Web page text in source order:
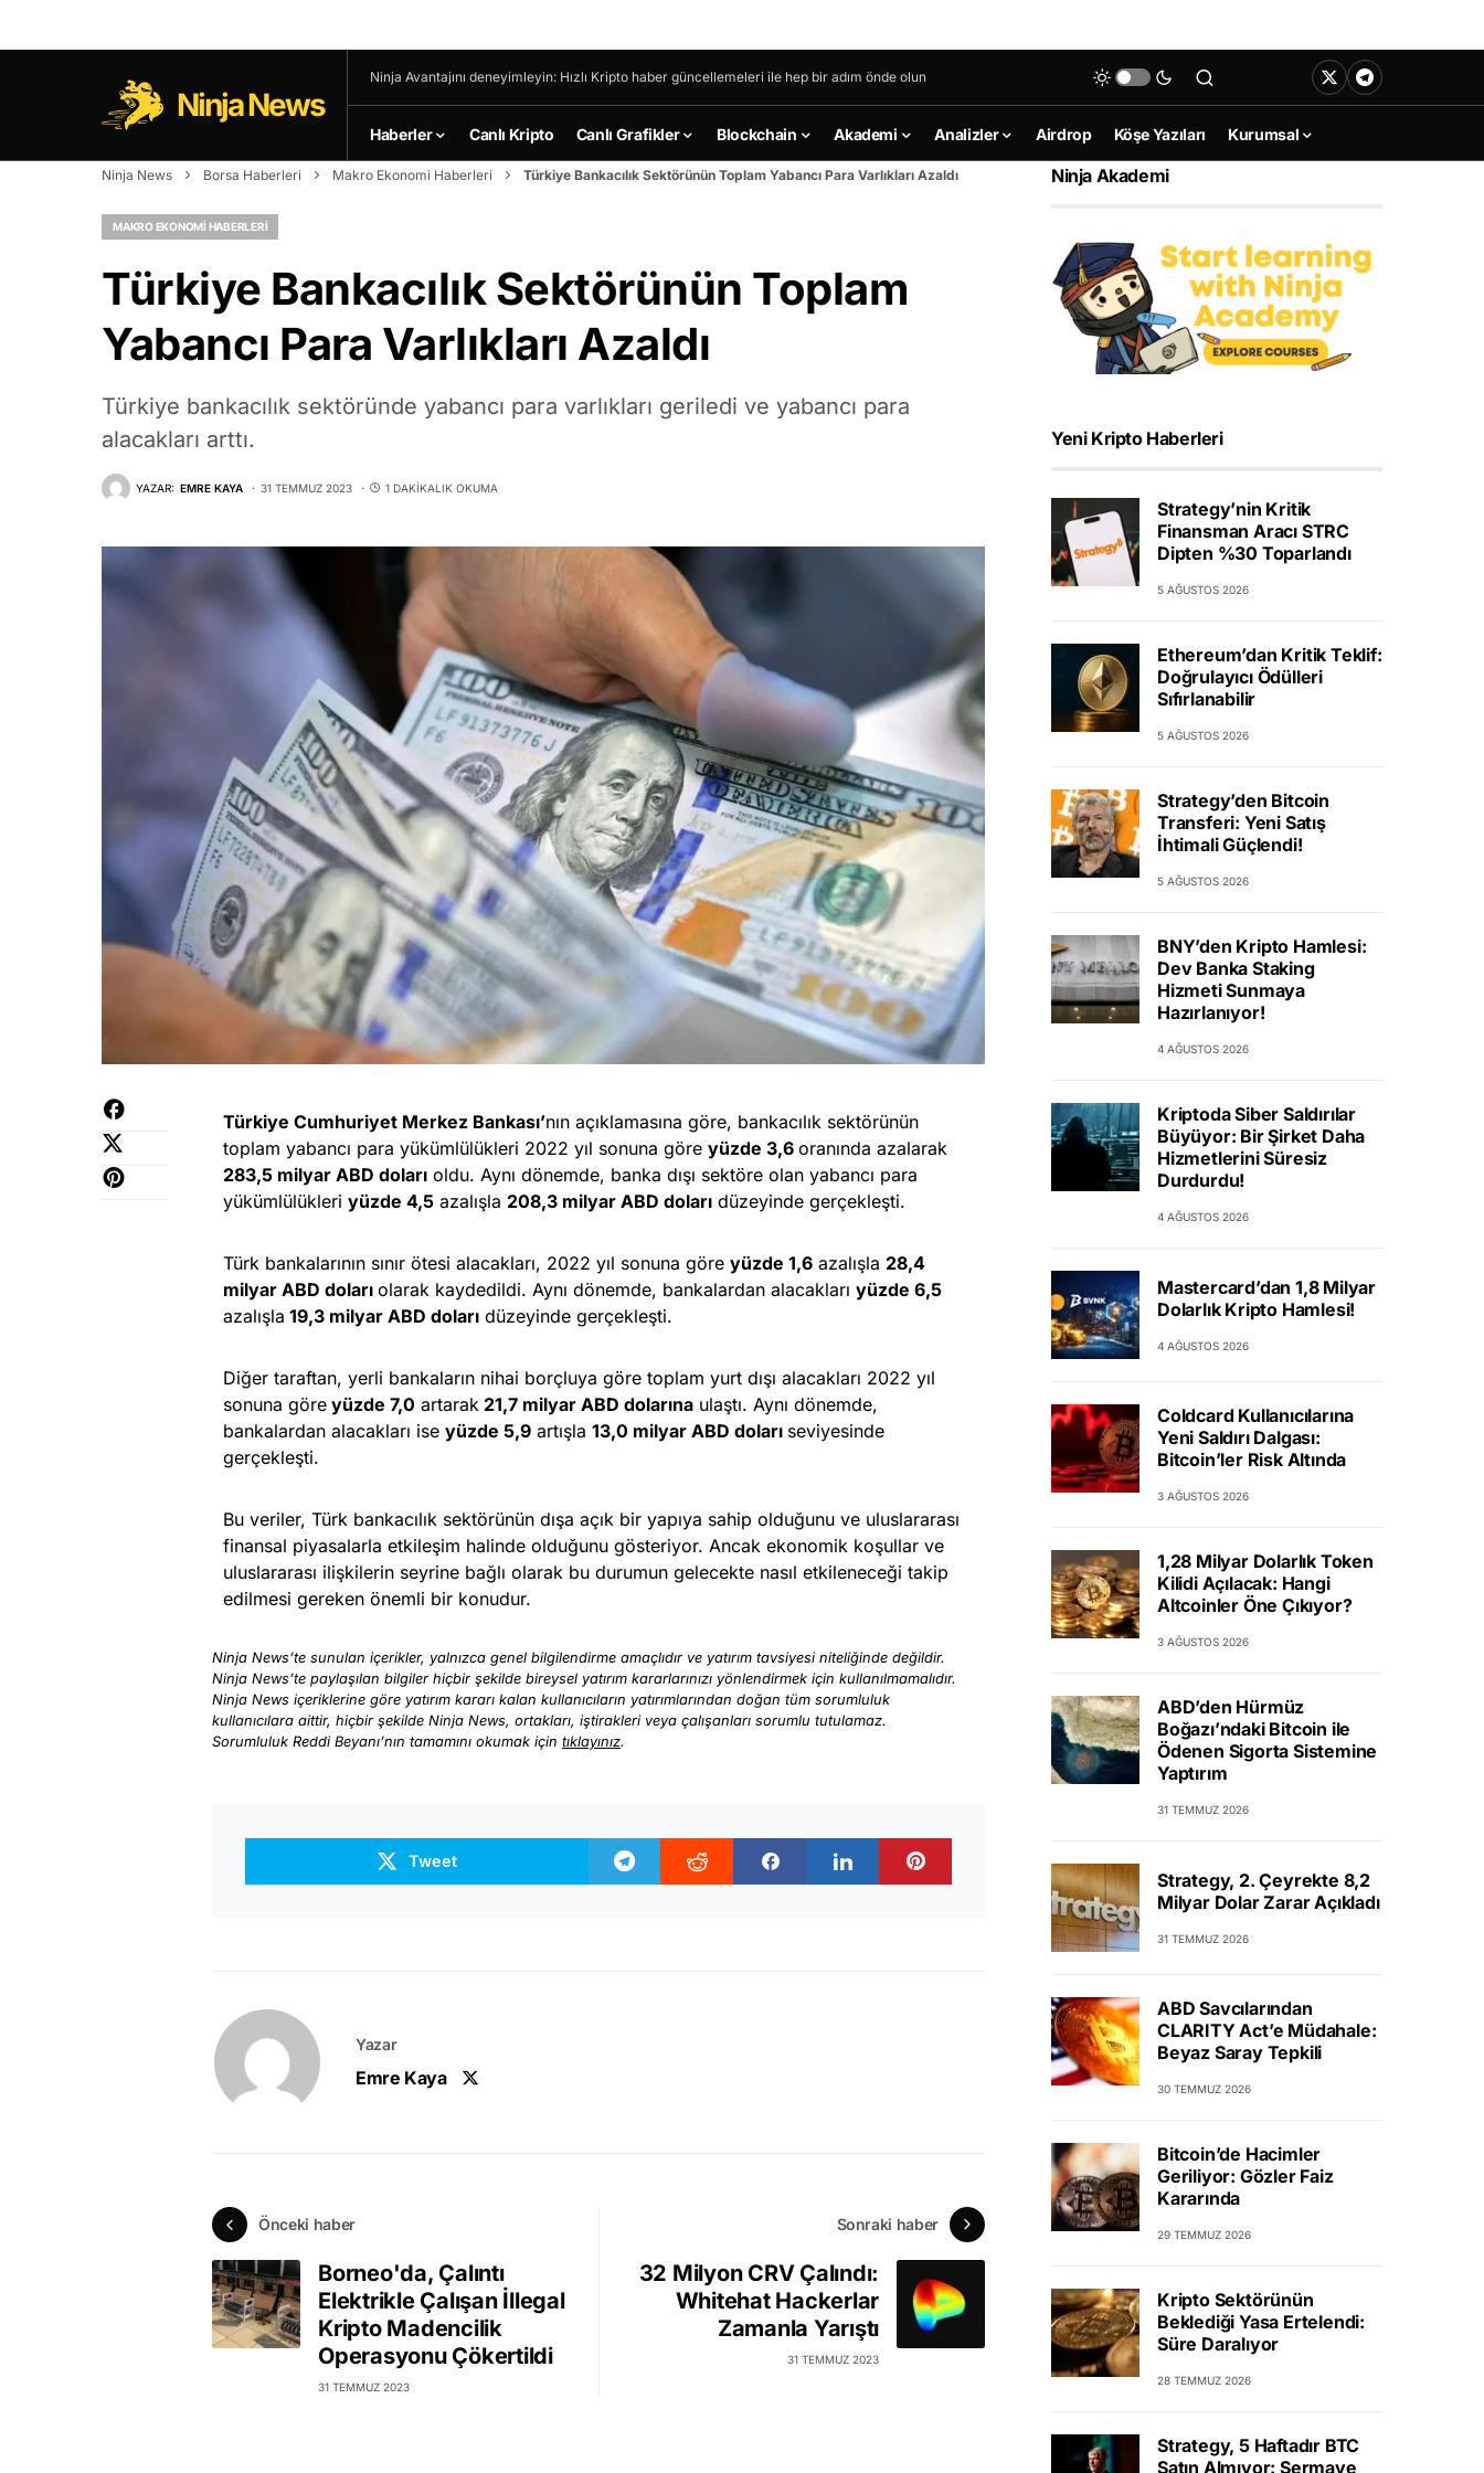
Ninja News
Ninja Avantajını deneyimleyin: Hızlı Kripto haber güncellemeleri ile hep bir adım önde olun
Haberler Canlı Kripto Canlı Grafikler Blockchain Akademi Analizler Airdrop Köşe Yazıları Kurumsal
Ninja News Borsa Haberleri Makro Ekonomi Haberleri Türkiye Bankacılık Sektörünün Toplam Yabancı Para Varlıkları Azaldı
MAKRO EKONOMI HABERLERI
Türkiye Bankacılık Sektörünün Toplam
Yabancı Para Varlıkları Azaldı
Türkiye bankacılık sektöründe yabancı para varlıkları geriledi ve yabancı para
alacakları arttı.
YAZAR: EMRE KAYA 31 TEMMUZ 2023 1 DAKIKALIK OKUMA
Türkiye Cumhuriyet Merkez Bankası’nın açıklamasına göre, bankacılık sektörünün
toplam yabancı para yükümlülükleri 2022 yıl sonuna göre yüzde 3,6 oranında azalarak
283,5 milyar ABD doları oldu. Aynı dönemde, banka dışı sektöre olan yabancı para
yükümlülükleri yüzde 4,5 azalışla 208,3 milyar ABD doları düzeyinde gerçekleşti.
Türk bankalarının sınır ötesi alacakları, 2022 yıl sonuna göre yüzde 1,6 azalışla 28,4
milyar ABD doları olarak kaydedildi. Aynı dönemde, bankalardan alacakları yüzde 6,5
azalışla 19,3 milyar ABD doları düzeyinde gerçekleşti.
Diğer taraftan, yerli bankaların nihai borçluya göre toplam yurt dışı alacakları 2022 yıl
sonuna göre yüzde 7,0 artarak 21,7 milyar ABD dolarına ulaştı. Aynı dönemde,
bankalardan alacakları ise yüzde 5,9 artışla 13,0 milyar ABD doları seviyesinde
gerçekleşti.
Bu veriler, Türk bankacılık sektörünün dışa açık bir yapıya sahip olduğunu ve uluslararası
finansal piyasalarla etkileşim halinde olduğunu gösteriyor. Ancak ekonomik koşullar ve
uluslararası ilişkilerin seyrine bağlı olarak bu durumun gelecekte nasıl etkileneceği takip
edilmesi gereken önemli bir konudur.
Ninja News’te sunulan içerikler, yalnızca genel bilgilendirme amaçlıdır ve yatırım tavsiyesi niteliğinde değildir.
Ninja News’te paylaşılan bilgiler hiçbir şekilde bireysel yatırım kararlarınızı yönlendirmek için kullanılmamalıdır.
Ninja News içeriklerine göre yatırım kararı kalan kullanıcıların yatırımlarından doğan tüm sorumluluk
kullanıcılara aittir, hiçbir şekilde Ninja News, ortakları, iştirakleri veya çalışanları sorumlu tutulamaz.
Sorumluluk Reddi Beyanı’nın tamamını okumak için tıklayınız.
Tweet
Yazar
Emre Kaya
Önceki haber
Borneo'da, Çalıntı
Elektrikle Çalışan İllegal
Kripto Madencilik
Operasyonu Çökertildi
31 TEMMUZ 2023
Sonraki haber
32 Milyon CRV Çalındı:
Whitehat Hackerlar
Zamanla Yarıştı
31 TEMMUZ 2023
Ninja Akademi
Yeni Kripto Haberleri
Strategy’nin Kritik
Finansman Aracı STRC
Dipten %30 Toparlandı
5 AĞUSTOS 2026
Ethereum’dan Kritik Teklif:
Doğrulayıcı Ödülleri
Sıfırlanabilir
5 AĞUSTOS 2026
Strategy’den Bitcoin
Transferi: Yeni Satış
İhtimali Güçlendi!
5 AĞUSTOS 2026
BNY’den Kripto Hamlesi:
Dev Banka Staking
Hizmeti Sunmaya
Hazırlanıyor!
4 AĞUSTOS 2026
Kriptoda Siber Saldırılar
Büyüyor: Bir Şirket Daha
Hizmetlerini Süresiz
Durdurdu!
4 AĞUSTOS 2026
Mastercard’dan 1,8 Milyar
Dolarlık Kripto Hamlesi!
4 AĞUSTOS 2026
Coldcard Kullanıcılarına
Yeni Saldırı Dalgası:
Bitcoin’ler Risk Altında
3 AĞUSTOS 2026
1,28 Milyar Dolarlık Token
Kilidi Açılacak: Hangi
Altcoinler Öne Çıkıyor?
3 AĞUSTOS 2026
ABD’den Hürmüz
Boğazı’ndaki Bitcoin ile
Ödenen Sigorta Sistemine
Yaptırım
31 TEMMUZ 2026
Strategy, 2. Çeyrekte 8,2
Milyar Dolar Zarar Açıkladı
31 TEMMUZ 2026
ABD Savcılarından
CLARITY Act’e Müdahale:
Beyaz Saray Tepkili
30 TEMMUZ 2026
Bitcoin’de Hacimler
Geriliyor: Gözler Faiz
Kararında
29 TEMMUZ 2026
Kripto Sektörünün
Beklediği Yasa Ertelendi:
Süre Daralıyor
28 TEMMUZ 2026
Strategy, 5 Haftadır BTC
Satın Almıyor: Sermaye